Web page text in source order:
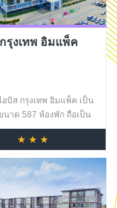
รุงเทพ อิมแพ็ค
อบิส กรุงเทพ อิมแพ็ค เป็น
นาด 587 ห้องพัก ถือเป็น
งเลือกสำหรับบรรดา
ะหน่วยงานราชการท้องถิ่น
ผู้จัดงานและผู้เยี่ยมชมงาน
ค้าจากนานาชาติที่ต้องการ
งค่าที่พักและเวลาในการ
ากโรงแรมสามารถใช้การ
★★★